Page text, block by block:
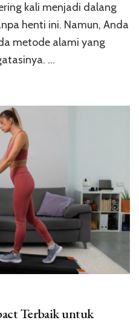
kali menjadi dalang
henti ini. Namun, Anda
metode alami yang
…
Terbaik untuk